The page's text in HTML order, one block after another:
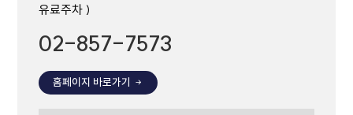
유료주차 )
02-857-7573
홈페이지 바로가기